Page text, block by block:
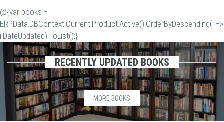
@{var books =
ERP.Data.DBContext.Current.Product.Active().OrderByDescending(i =>
i.DateUpdated).ToList();}
RECENTLY UPDATED BOOKS
MORE BOOKS